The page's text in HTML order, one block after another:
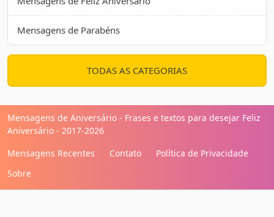
Mensagens de Parabéns
TODAS AS CATEGORIAS
Mensagens de Aniversário - Frases e textos para desejar Feliz
Aniversário - 2017-2026
Mensagens Recentes
Contato
Política de Privacidade
Sobre